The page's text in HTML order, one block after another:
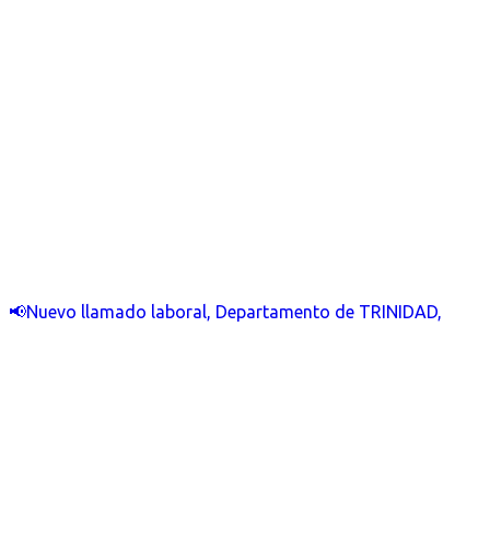
📢Nuevo llamado laboral, Departamento de TRINIDAD,